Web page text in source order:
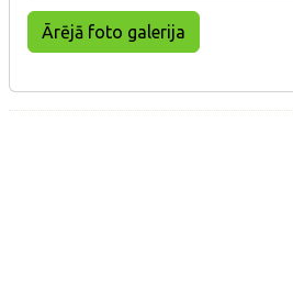
Ārējā foto galerija